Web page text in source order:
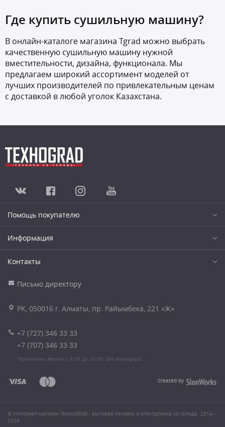
Где купить сушильную машину?
В онлайн-каталоге магазина Tgrad можно выбрать
качественную сушильную машину нужной
вместительности, дизайна, функционала. Мы
предлагаем широкий ассортимент моделей от
лучших производителей по привлекательным ценам
с доставкой в любой уголок Казахстана.
Помощь покупателю
Информация
Контакты
Письмо директору
РК, 050016 г. Алматы, пр. Райымбека, 221 «Ж»
+7 (727) 346 33 33
+7 (707) 346 33 33
Принимаем звонки с 9.00 до 20.00. Без выходных.
Created by
© Интернет-магазин ТехноGRAD - Бытовая техника и электроника со склада. 2014 -
2026